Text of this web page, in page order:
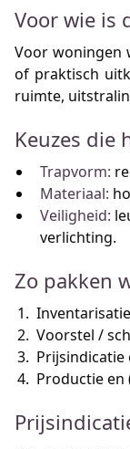
Voor wie is
Voor woningen
of praktisch
ruimte,
Keuzes die
Trapvorm:
Materiaal:
Veiligheid:
verlichting.
Zo pakken
Voorstel /
Prijsindicatie
Productie